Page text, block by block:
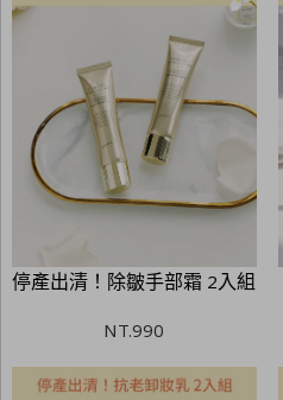
停產出清！除皺手部霜 2入組
NT.990